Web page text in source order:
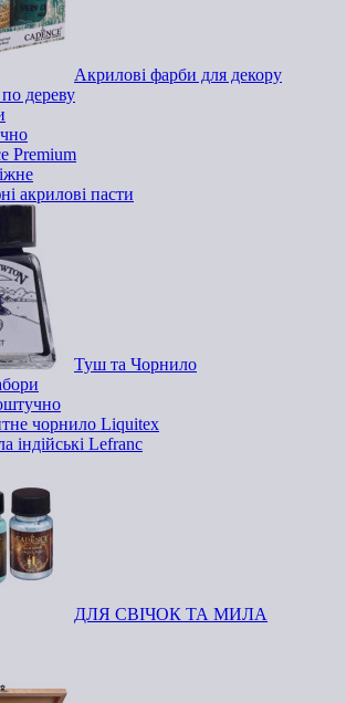
Акрилові фарби для декору
дереву
Premium
акрилові пасти
Туш та Чорнило
чорнило Liquitex
індійські Lefranc
ДЛЯ СВІЧОК ТА МИЛА